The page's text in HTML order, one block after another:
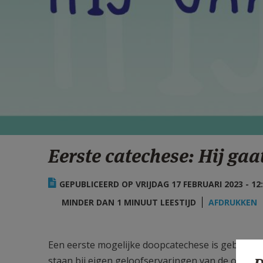
Eerste catechese: Hij
GEPUBLICEERD OP VRIJDAG 17 FEBRUARI 2023 -
MINDER DAN 1 MINUUT LEESTIJD
AFDRUKKEN
Een eerste mogelijke doopcatechese is